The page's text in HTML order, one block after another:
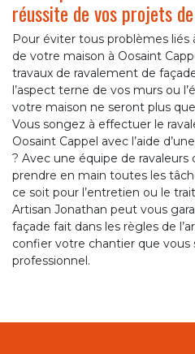
réussite de vos projets
Pour éviter tous problèmes liés
de votre maison à Oosaint
travaux de ravalement de
l’aspect terne de vos murs ou
votre maison ne seront plus
Vous songez à effectuer le
Oosaint Cappel avec l’aide
? Avec une équipe de
prendre en main toutes les
ce soit pour l’entretien ou le
Artisan Jonathan peut vous
façade fait dans les règles de
confier votre chantier que vous
professionnel.